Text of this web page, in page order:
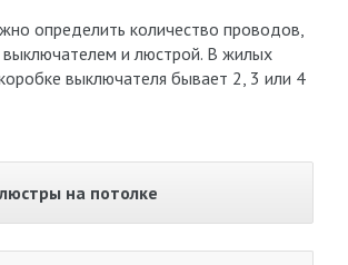
определить количество проводов,
и люстрой. В жилых
выключателя бывает 2, 3 или 4
на потолке